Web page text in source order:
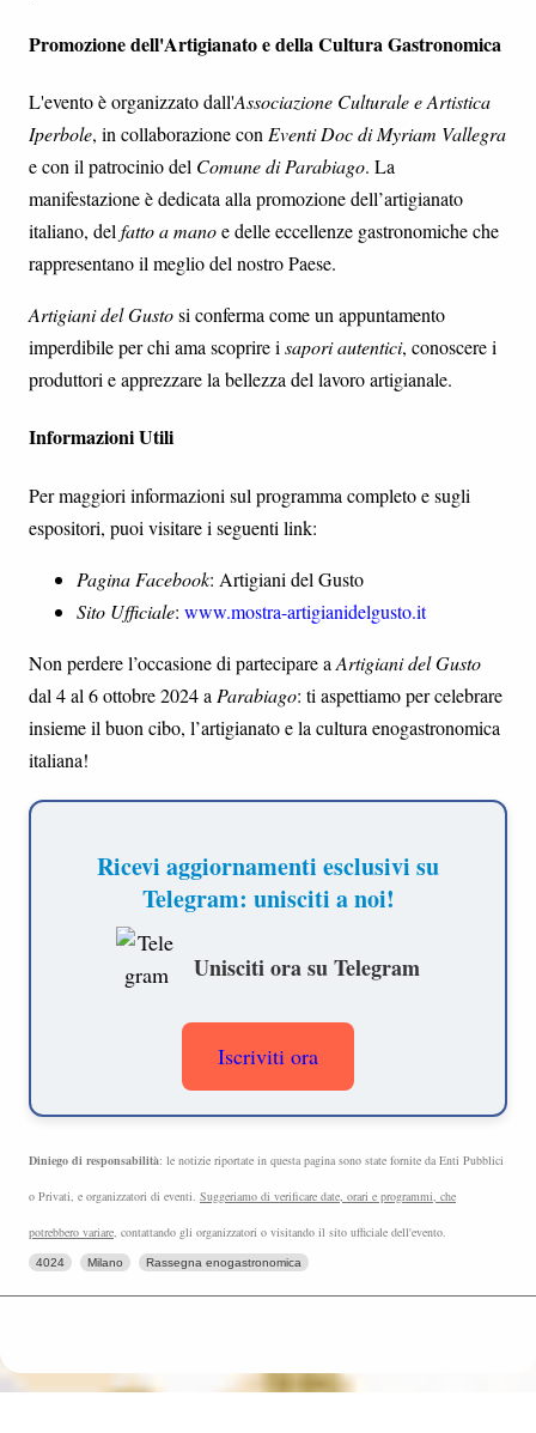
Promozione dell'Artigianato e della Cultura Gastronomica
L'evento è organizzato dall'Associazione Culturale e Artistica
Iperbole, in collaborazione con Eventi Doc di Myriam Vallegra
e con il patrocinio del Comune di Parabiago. La
manifestazione è dedicata alla promozione dell’artigianato
italiano, del fatto a manoe delle eccellenze gastronomiche che
rappresentano il meglio del nostro Paese.
Artigiani del Gustosi conferma come un appuntamento
imperdibile per chi ama scoprire i sapori autentici, conoscere i
produttori e apprezzare la bellezza del lavoro artigianale.
Informazioni Utili
Per maggiori informazioni sul programma completo e sugli
espositori, puoi visitare i seguenti link:
Pagina Facebook: Artigiani del Gusto
Sito Ufficiale: www.mostra-artigianidelgusto.it
Non perdere l’occasione di partecipare a Artigiani del Gusto
dal 4 al 6 ottobre 2024 a Parabiago: ti aspettiamo per celebrare
insieme il buon cibo, l’artigianato e la cultura enogastronomica
italiana!
Eventi, sagre, feste... il tuo
weekend in Lombardia inizia dalla
Newsletter !
Iscriviti e ricevi ogni giovedì idee per un
weekend indimenticabile in Lombardia!
Iscriviti ora!
Diniego di responsabilità : le notizie riportate in questa pagina sono state fornite da Enti Pubblici
o Privati, e organizzatori di eventi.Suggeriamo di verificare date, orari e programmi, che
potrebbero variare, contattando gli organizzatori o visitando il sito ufficiale dell'evento.
4024 Milano Rassegna enogastronomica